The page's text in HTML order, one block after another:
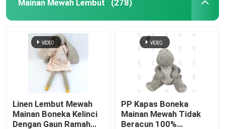
Rumah
Video
Mainan Mewah Lembut (278)
Linen Lembut Mewah
Mainan Boneka Kelinci
Dengan Gaun Ramah
PP Kapas Boneka
Mainan Mewah Tidak
Beracun 100%